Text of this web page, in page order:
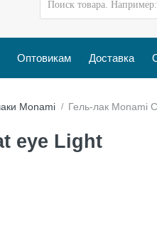
Оптовикам Доставка
Monami Гель-лак Monami
eye Light